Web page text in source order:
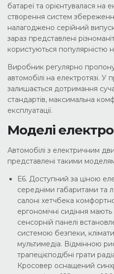
батареї та орієнтувалася на
створення систем
налагоджено серійний
зараз представлені
користуються популярністю
Виробник регулярно
автомобілі на електротязі. У
залишається дотримання
стандартів, максимальна
експлуатації.
Моделі
Автомобілі з електричним
представлені такими
Е6. Доступний за ціною
середніми габаритами та
салоні хетчбека
ергономічні сидіння
сенсорній панелі
системою безпеки,
мультимедіа. Відмінною
трапецієподібні грати
Кросовер оснащений